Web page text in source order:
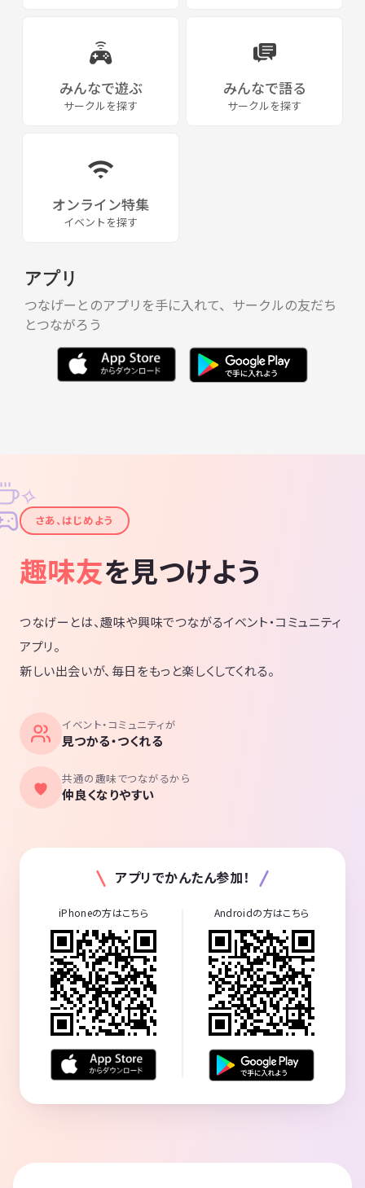
みんなで遊ぶ
サークルを探す
みんなで語る
サークルを探す
オンライン特集
イベントを探す
アプリ
つなげーとのアプリを手に入れて、サークルの友だち
とつながろう
✦
✧
さあ、はじめよう
趣味友を見つけよう
つなげーとは、趣味や興味でつながるイベント・コミュニティ
アプリ。
新しい出会いが、毎日をもっと楽しくしてくれる。
イベント・コミュニティが
見つかる・つくれる
共通の趣味でつながるから
仲良くなりやすい
アプリでかんたん参加！
iPhoneの方はこちら Androidの方はこちら